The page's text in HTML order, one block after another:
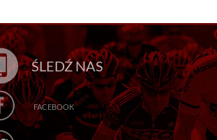
ŚLEDŹ NAS
FACEBOOK